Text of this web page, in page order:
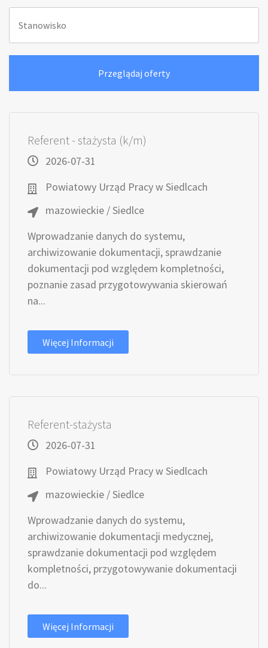
Referent - stażysta (k/m)
2026-07-31
Powiatowy Urząd Pracy w Siedlcach
mazowieckie / Siedlce
Wprowadzanie danych do systemu,
archiwizowanie dokumentacji, sprawdzanie
dokumentacji pod względem kompletności,
poznanie zasad przygotowywania skierowań
na...
Więcej Informacji
Referent-stażysta
2026-07-31
Powiatowy Urząd Pracy w Siedlcach
mazowieckie / Siedlce
Wprowadzanie danych do systemu,
archiwizowanie dokumentacji medycznej,
sprawdzanie dokumentacji pod względem
kompletności, przygotowywanie dokumentacji
do...
Więcej Informacji